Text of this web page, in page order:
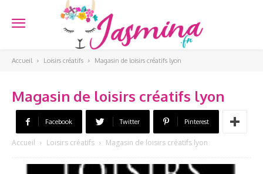
Accueil Loisirs créatifs Magasin de loisirs créatifs lyon
Magasin de loisirs créatifs lyon
Facebook Twitter Pinterest
Accueil Loisirs créatifs Magasin de loisirs créatifs lyon